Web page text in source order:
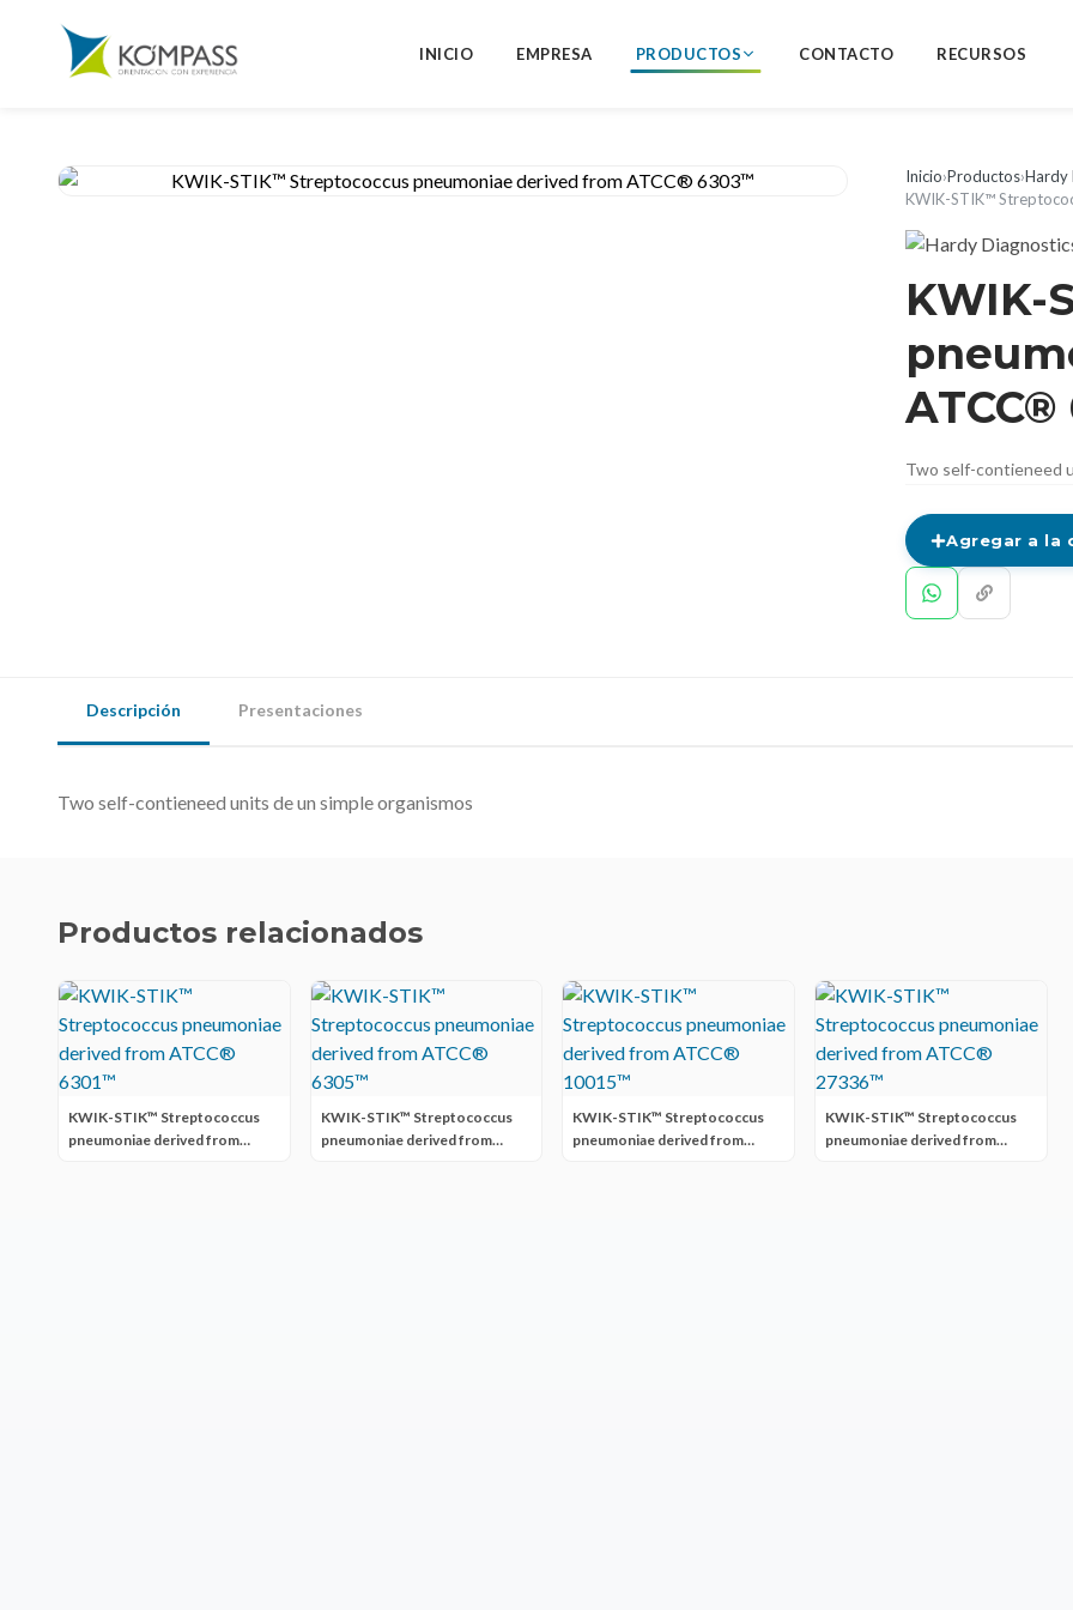
INICIO EMPRESA PRODUCTOS CONTACTO RECURSOS
Inicio›Productos›Hardy
KWIK-STIK™
KWIK-
Two self-contieneed
Agregar a la
Descripción Presentaciones
Two self-contieneed units de un simple organismos
Productos relacionados
KWIK-STIK™ Streptococcus
pneumoniae derived from
KWIK-STIK™ Streptococcus
pneumoniae derived from
KWIK-STIK™ Streptococcus
pneumoniae derived from
KWIK-STIK™ Streptococcus
pneumoniae derived from